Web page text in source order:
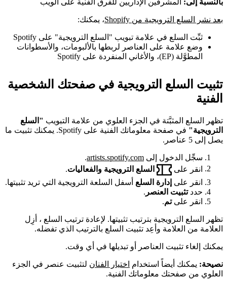
بعد نشر السلع الترويجية من Shopify ، يمكنك:
ثبِّت السلع في علامة تبويب "السلع الترويجية" على Spotify
وضع علامة على العناصر لربطها بالألبومات، والأسطوانات
المطوَّلة (EP)، والأغاني المنفردة على Spotify
تثبيت السلع الترويجية في صفحتك الشخصية
الفنية
تظهر السلع المثبَّتة في الجزء العلوي من علامة التبويب "السلع
الترويجية"
في صفحة معلوماتك الفنية على Spotify. يمكنك تثبيت ما
يصل إلى 5 عناصر.
سجِّل الدخول إلى artists.spotify.com
.
انقر على
السلع الترويجية والفعاليات
انقر على إدارة السلع أسفل السلعة الترويجية التي تريد تثبيتها.
حددتثبيت العنصر .
انقر علىتم.
تظهر السلع الترويجية بترتيب تثبيتها. لإعادة ترتيب السلع ، أزِل
العلامة من العلامة وأعِد تثبيت السلع بالترتيب الذي تفضله.
يمكنك إلغاء تثبيت العناصر أو تبديلها في أي وقت.
نصيحة: يمكنك أيضاً استخدام اختيار الفنان لتثبيت عنصر في الجزء
العلوي من صفحتك معلوماتك الفنية.